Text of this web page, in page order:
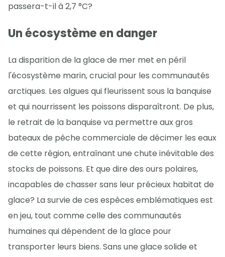
passera-t-il à 2,7 °C?
Un écosystème en danger
La disparition de la glace de mer met en péril
l'écosystème marin, crucial pour les communautés
arctiques. Les algues qui fleurissent sous la banquise
et qui nourrissent les poissons disparaîtront. De plus,
le retrait de la banquise va permettre aux gros
bateaux de pêche commerciale de décimer les eaux
de cette région, entraînant une chute inévitable des
stocks de poissons. Et que dire des ours polaires,
incapables de chasser sans leur précieux habitat de
glace? La survie de ces espèces emblématiques est
en jeu, tout comme celle des communautés
humaines qui dépendent de la glace pour
transporter leurs biens. Sans une glace solide et